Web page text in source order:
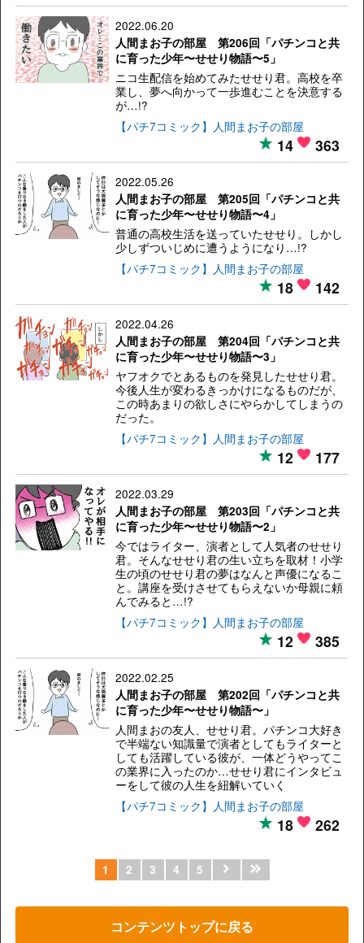
2022.06.20
人間まお子の部屋 第206回「パチンコと共
に育った少年〜せせり物語〜5」
ニコ生配信を始めてみたせせり君。高校を卒
業し、夢へ向かって一歩進むことを決意する
が…!?
【パチ7コミック】人間まお子の部屋
14 363
2022.05.26
人間まお子の部屋 第205回「パチンコと共
に育った少年〜せせり物語〜4」
普通の高校生活を送っていたせせり。しかし
少しずついじめに遭うようになり…!?
【パチ7コミック】人間まお子の部屋
18 142
2022.04.26
人間まお子の部屋 第204回「パチンコと共
に育った少年〜せせり物語〜3」
ヤフオクでとあるものを発見したせせり君。
今後人生が変わるきっかけになるものだが、
この時あまりの欲しさにやらかしてしまうの
だった。
【パチ7コミック】人間まお子の部屋
12 177
2022.03.29
人間まお子の部屋 第203回「パチンコと共
に育った少年〜せせり物語〜2」
今ではライター、演者として人気者のせせり
君。そんなせせり君の生い立ちを取材！小学
生の頃のせせり君の夢はなんと声優になるこ
と。講座を受けさせてもらえないか母親に頼
んでみると…!?
【パチ7コミック】人間まお子の部屋
12 385
2022.02.25
人間まお子の部屋 第202回「パチンコと共
に育った少年〜せせり物語〜」
人間まおの友人、せせり君。パチンコ大好き
で半端ない知識量で演者としてもライターと
しても活躍している彼が、一体どうやってこ
の業界に入ったのか…せせり君にインタビュ
ーをして彼の人生を紐解いていく
【パチ7コミック】人間まお子の部屋
18 262
1 2 3 4 5
コンテンツトップに戻る